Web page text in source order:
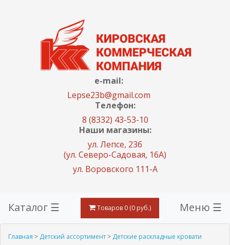
e-mail:
Lepse23b@gmail.com
Телефон:
8 (8332) 43-53-10
Наши магазины:
ул. Лепсе, 23б
(ул. Северо-Садовая, 16А)
ул. Воровского 111-А
Каталог ☰ Товаров 0 (0 руб.) Меню ☰
Главная > Детский ассортимент > Детские раскладные кровати